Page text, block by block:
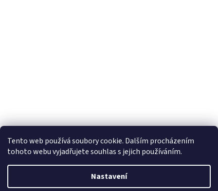
Tento web používá soubory cookie. Dalším procházením
tohoto webu vyjadřujete souhlas s jejich používáním.
Nastavení